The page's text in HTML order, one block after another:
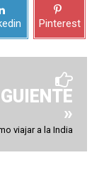
Pinterest
»
viajar a la India